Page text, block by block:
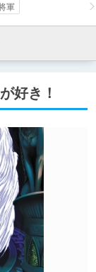
軍
好き！